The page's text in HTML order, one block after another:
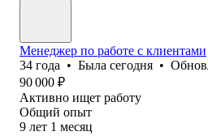
Менеджер по работе с клиентами
34 года • Была сегодня •
90 000 ₽
Активно ищет работу
Общий опыт
9 лет 1 месяц